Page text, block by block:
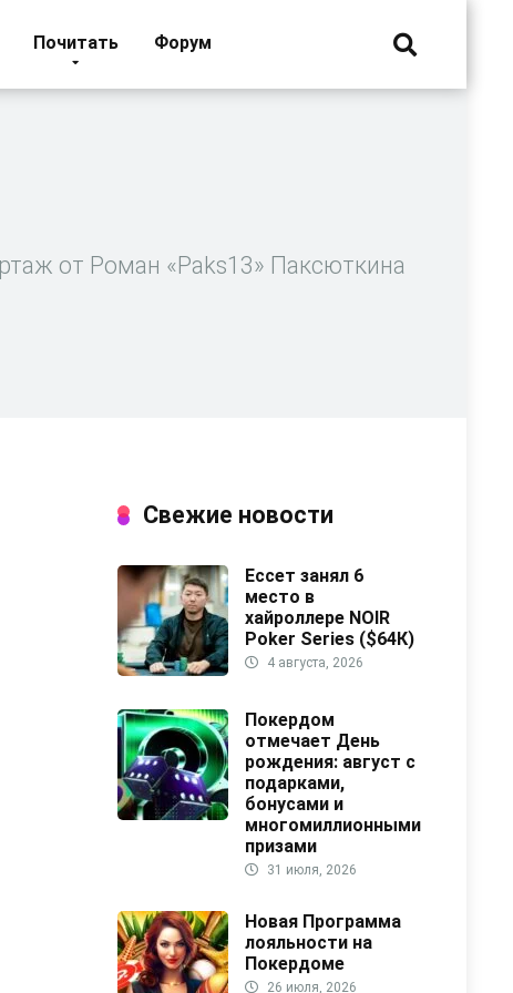
Почитать Форум
от Роман «Paks13» Паксюткина
Свежие новости
Ессет занял 6
место в
хайроллере NOIR
Poker Series ($64К)
4 августа, 2026
Покердом
отмечает День
рождения: август с
подарками,
бонусами и
многомиллионными
призами
31 июля, 2026
Новая Программа
лояльности на
Покердоме
26 июля, 2026